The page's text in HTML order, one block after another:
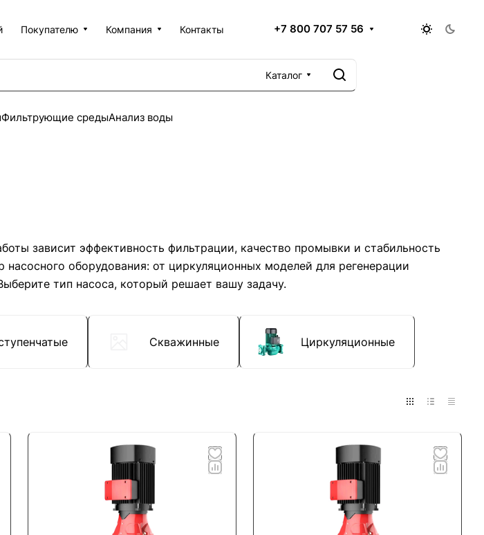
Покупателю Компания Контакты +7 800 707 57 56
Каталог
Фильтрующие средыАнализ воды
зависит эффективность фильтрации, качество промывки и стабильность
оборудования: от циркуляционных моделей для регенерации
тип насоса, который решает вашу задачу.
Скважинные Циркуляционные